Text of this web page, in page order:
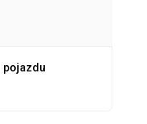
pojazdu